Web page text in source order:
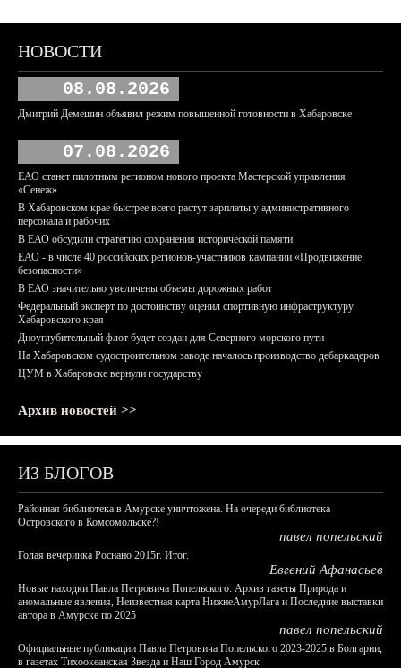
НОВОСТИ
08.08.2026
Дмитрий Демешин объявил режим повышенной готовности в Хабаровске
07.08.2026
ЕАО станет пилотным регионом нового проекта Мастерской управления
«Сенеж»
В Хабаровском крае быстрее всего растут зарплаты у административного
персонала и рабочих
В ЕАО обсудили стратегию сохранения исторической памяти
ЕАО - в числе 40 российских регионов-участников кампании «Продвижение
безопасности»
В ЕАО значительно увеличены объемы дорожных работ
Федеральный эксперт по достоинству оценил спортивную инфраструктуру
Хабаровского края
Дноуглубительный флот будет создан для Северного морского пути
На Хабаровском судостроительном заводе началось производство дебаркадеров
ЦУМ в Хабаровске вернули государству
Архив новостей >>
ИЗ БЛОГОВ
Районная библиотека в Амурске уничтожена. На очереди библиотека
Островского в Комсомольске?!
павел попельский
Голая вечеринка Роснано 2015г. Итог.
Евгений Афанасьев
Новые находки Павла Петровича Попельского: Архив газеты Природа и
аномальные явления, Неизвестная карта НижнеАмурЛага и Последние выставки
автора в Амурске по 2025
павел попельский
Официальные публикации Павла Петровича Попельского 2023-2025 в Болгарии,
в газетах Тихоокеанская Звезда и Наш Город Амурск